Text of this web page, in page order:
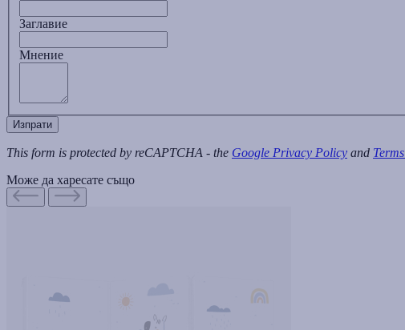
Заглавиe
Мнение
Изпрати
This form is protected by reCAPTCHA - the Google Privacy Policy and
Може да харесате също